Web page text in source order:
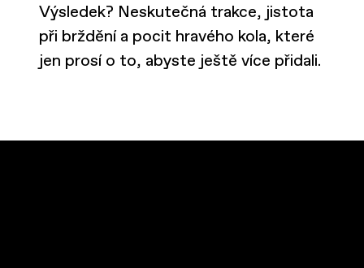
Výsledek? Neskutečná trakce, jistota
při brždění a pocit hravého kola, které
jen prosí o to, abyste ještě více přidali.